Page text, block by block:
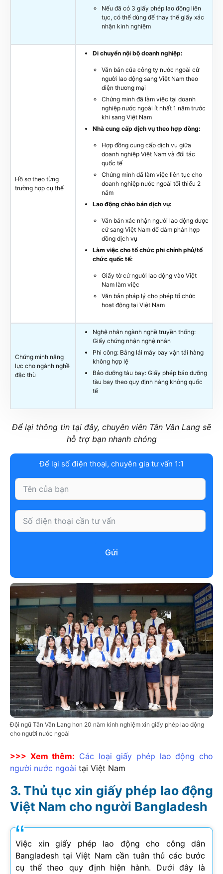
Nếu đã có 3 giấy phép lao động liên
tục, có thể dùng để thay thế giấy xác
nhận kinh nghiệm
Hồ sơ theo từng
trường hợp cụ thể
Di chuyển nội bộ doanh nghiệp:
Văn bản của công ty nước ngoài cử
người lao động sang Việt Nam theo
diện thương mại
Chứng minh đã làm việc tại doanh
nghiệp nước ngoài ít nhất 1 năm trước
khi sang Việt Nam
Nhà cung cấp dịch vụ theo hợp đồng:
Hợp đồng cung cấp dịch vụ giữa
doanh nghiệp Việt Nam và đối tác
quốc tế
Chứng minh đã làm việc liên tục cho
doanh nghiệp nước ngoài tối thiểu 2
năm
Lao động chào bán dịch vụ:
Văn bản xác nhận người lao động được
cử sang Việt Nam để đàm phán hợp
đồng dịch vụ
Làm việc cho tổ chức phi chính phủ/tổ
chức quốc tế:
Giấy tờ cử người lao động vào Việt
Nam làm việc
Văn bản pháp lý cho phép tổ chức
hoạt động tại Việt Nam
Chứng minh năng
lực cho ngành nghề
đặc thù
Nghệ nhân ngành nghề truyền thống:
Giấy chứng nhận nghệ nhân
Phi công: Bằng lái máy bay vận tải hàng
không hợp lệ
Bảo dưỡng tàu bay: Giấy phép bảo dưỡng
tàu bay theo quy định hàng không quốc
tế
Để lại thông tin tại đây, chuyên viên Tân Văn Lang sẽ
hỗ trợ bạn nhanh chóng
Để lại số điện thoại, chuyên gia tư vấn 1:1
Gửi
Đội ngũ Tân Văn Lang hơn 20 năm kinh nghiệm xin giấy phép lao động
cho người nước ngoài
>>> Xem thêm: Các loại giấy phép lao động cho
người nước ngoài tại Việt Nam
Thủ tục xin giấy phép lao động
Việt Nam cho người Bangladesh
Việc xin giấy phép lao động cho công dân
Bangladesh tại Việt Nam cần tuân thủ các bước
cụ thể theo quy định hiện hành. Dưới đây là